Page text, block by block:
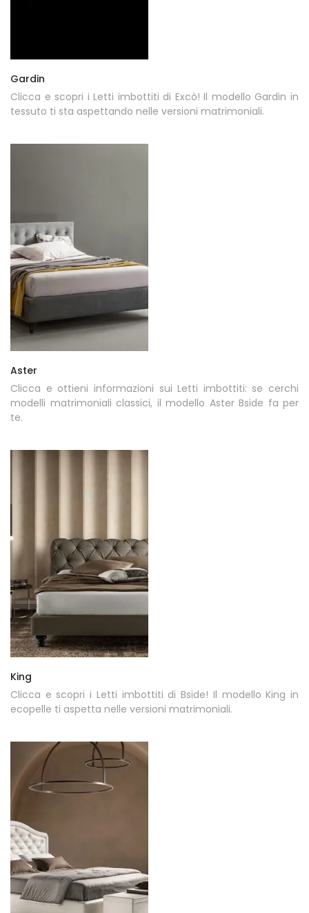
Gardin
Clicca e scopri i Letti imbottiti di Excò! Il modello Gardin in
tessuto ti sta aspettando nelle versioni matrimoniali.
Aster
Clicca e ottieni informazioni sui Letti imbottiti: se cerchi
modelli matrimoniali classici, il modello Aster Bside fa per
te.
King
Clicca e scopri i Letti imbottiti di Bside! Il modello King in
ecopelle ti aspetta nelle versioni matrimoniali.